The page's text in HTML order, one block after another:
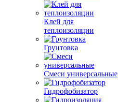
Клей для
теплоизоляции
Грунтовка
Смеси универсальные
Гидрофобизатор